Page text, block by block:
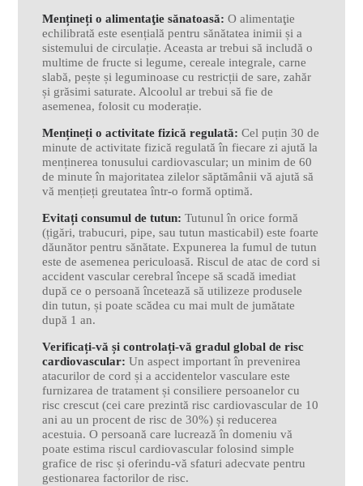
Mențineți o alimentaţie sănatoasă:O alimentaţie
echilibrată este esențială pentru sănătatea inimii și a
sistemului de circulație. Aceasta ar trebui să includă o
multime de fructe si legume, cereale integrale, carne
slabă, pește și leguminoase cu restricții de sare, zahăr
și grăsimi saturate. Alcoolul ar trebui să fie de
asemenea, folosit cu moderație.
Mențineți o activitate fizică regulată:Cel puțin 30 de
minute de activitate fizică regulată în fiecare zi ajută la
menținerea tonusului cardiovascular; un minim de 60
de minute în majoritatea zilelor săptămânii vă ajută să
vă mențieți greutatea într-o formă optimă.
Evitați consumul de tutun:Tutunul în orice formă
(țigări, trabucuri, pipe, sau tutun masticabil) este foarte
dăunător pentru sănătate. Expunerea la fumul de tutun
este de asemenea periculoasă. Riscul de atac de cord si
accident vascular cerebral începe să scadă imediat
după ce o persoană încetează să utilizeze produsele
din tutun, și poate scădea cu mai mult de jumătate
după 1 an.
Verificați-vă și controlați-vă gradul global de risc
cardiovascular: Un aspect important în prevenirea
atacurilor de cord și a accidentelor vasculare este
furnizarea de tratament și consiliere persoanelor cu
risc crescut (cei care prezintă risc cardiovascular de 10
ani au un procent de risc de 30%) și reducerea
acestuia. O persoană care lucrează în domeniu vă
poate estima riscul cardiovascular folosind simple
grafice de risc și oferindu-vă sfaturi adecvate pentru
gestionarea factorilor de risc.